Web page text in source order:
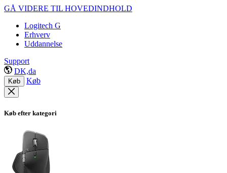
GÅ VIDERE TIL HOVEDINDHOLD
Logitech G
Erhverv
Uddannelse
Support
DK,da
Køb Køb
Køb efter kategori